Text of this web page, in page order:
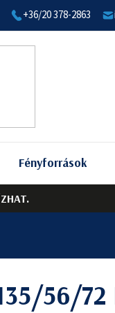
+36/20 378-2863
Fényforrások
56/72